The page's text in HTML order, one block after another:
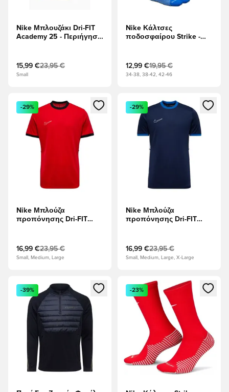
Nike Μπλουζάκι Dri-FIT
Academy 25 - Περιήγηση
15,99 €23,95 €
Small
Nike Κάλτσες
ποδοσφαίρου Strike -
12,99 €19,95 €
34-38, 38-42, 42-46
Ανοίγει ένα Modal για να συνδεθείτε ή να εγγραφείτε ως
-29%
Nike Μπλούζα
προπόνησης Dri-FIT
μαύρο/Λευκό
16,99 €23,95 €
Small, Medium, Large
Ανοίγει ένα Modal για να
-29%
Nike Μπλούζα
προπόνησης Dri-FIT
Μπλε/Λευκό
16,99 €23,95 €
Small, Medium, Large, X-Large
Ανοίγει ένα Modal για να συνδεθείτε ή να εγγραφείτε ως
-39%
Ανοίγει ένα Modal για να
-23%